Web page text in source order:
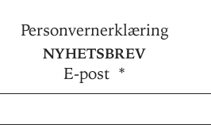
Personvernerklæring
Nyhetsbrev
E-post